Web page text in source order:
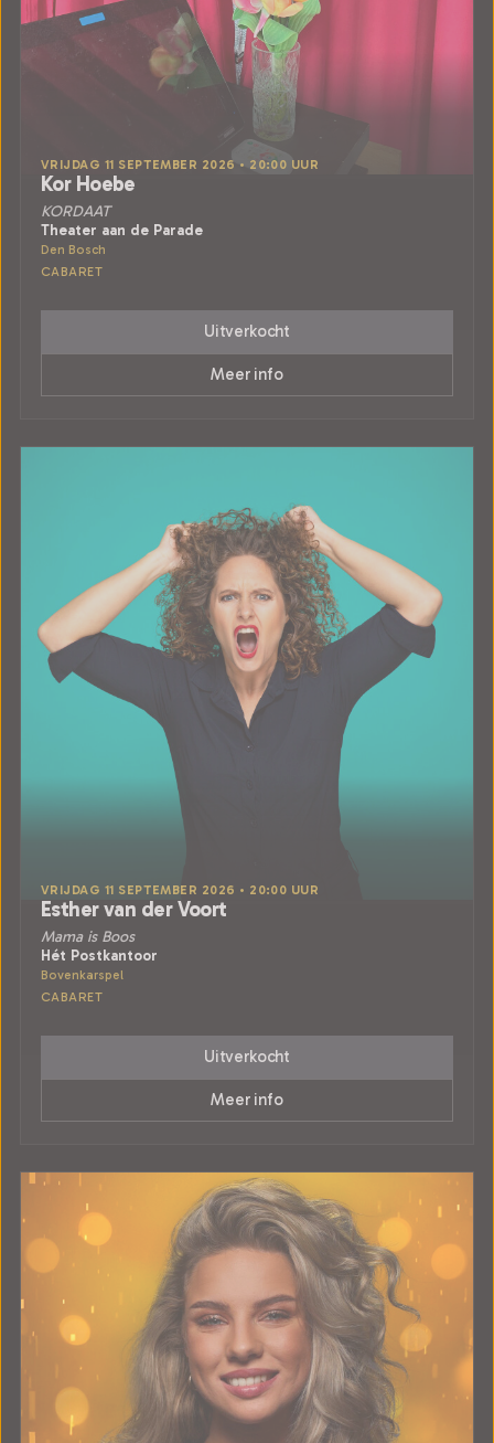
VRIJDAG 11 SEPTEMBER 2026 • 20:00 UUR
Kor Hoebe
KORDAAT
Theater aan de Parade
Den Bosch
CABARET
Uitverkocht
Meer info
VRIJDAG 11 SEPTEMBER 2026 • 20:00 UUR
Esther van der Voort
Mama is Boos
Hét Postkantoor
Bovenkarspel
CABARET
Uitverkocht
Meer info